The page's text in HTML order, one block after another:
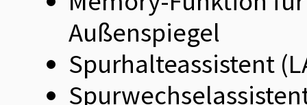
Außenspiegel
Spurhalteassistent